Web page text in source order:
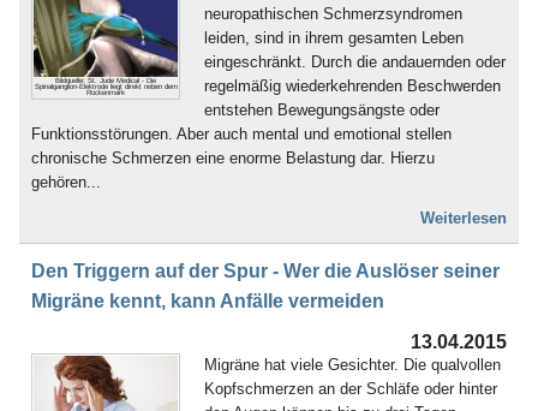
Bildquelle: St. Jude Medical - Die
Spinalganglion-Elektrode liegt direkt neben dem
Rückenmark
neuropathischen Schmerzsyndromen
leiden, sind in ihrem gesamten Leben
eingeschränkt. Durch die andauernden oder
regelmäßig wiederkehrenden Beschwerden
entstehen Bewegungsängste oder
Funktionsstörungen. Aber auch mental und emotional stellen
chronische Schmerzen eine enorme Belastung dar. Hierzu
gehören...
Weiterlesen
Den Triggern auf der Spur - Wer die Auslöser seiner
Migräne kennt, kann Anfälle vermeiden
13.04.2015
Migräne hat viele Gesichter. Die qualvollen
Kopfschmerzen an der Schläfe oder hinter